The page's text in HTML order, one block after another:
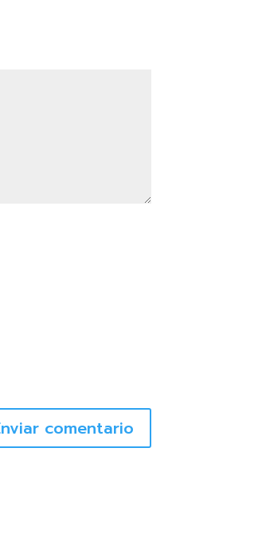
comentario